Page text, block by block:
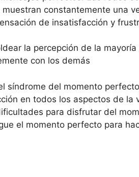
constantemente una
de insatisfacción y
la percepción de la
con los demás
síndrome del momento
en todos los aspectos de la
para disfrutar del
el momento perfecto para